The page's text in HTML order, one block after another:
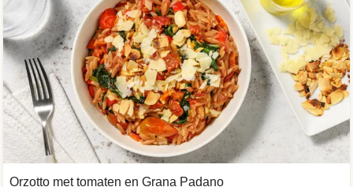
Orzotto met tomaten en Grana Padano